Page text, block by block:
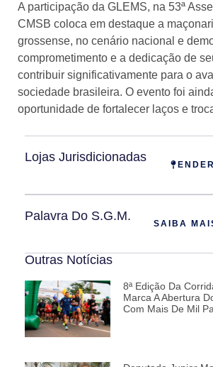
A participação da GLEMS, na 53ª
CMSB coloca em destaque a
grossense, no cenário nacional e
comprometimento e a dedicação de
contribuir significativamente para o
sociedade brasileira. O evento foi
oportunidade de fortalecer laços e
Lojas Jurisdicionadas
Palavra Do S.G.M.
SAIBA
Outras Notícias
8ª Edição Da
Marca A Abertura
Com Mais De Mil